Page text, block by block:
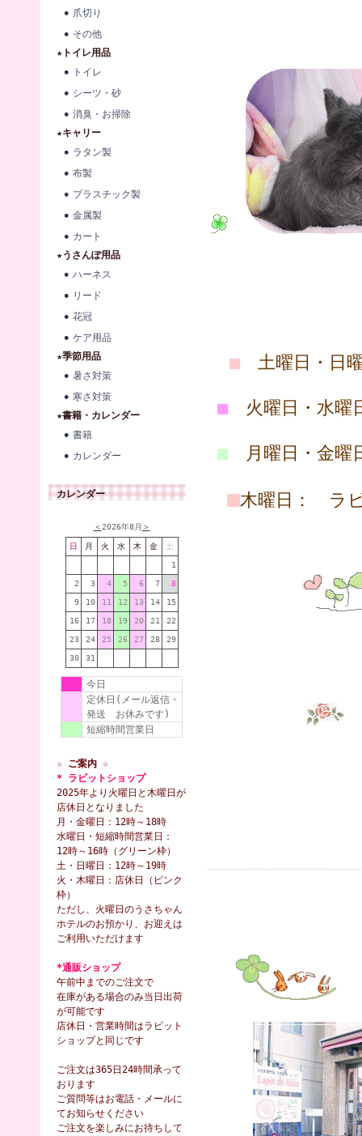
爪切り
その他
★トイレ用品
トイレ
シーツ・砂
消臭・お掃除
★キャリー
ラタン製
布製
プラスチック製
金属製
カート
★うさんぽ用品
ハーネス
リード
花冠
ケア用品
★季節用品
暑さ対策
寒さ対策
★書籍・カレンダー
書籍
カレンダー
カレンダー
＜2026年8月 ＞
日 月 火 水 木 金 土
1
2 3 4 5 6 7 8
9 10 11 12 13 14 15
16 17 18 19 20 21 22
23 24 25 26 27 28 29
30 31
今日
定休日(メール返信・
発送 お休みです)
短縮時間営業日
☆ ご案内 ☆
* ラビットショップ
2025年より火曜日と木曜日が
店休日となりました
月・金曜日：12時～18時
水曜日・短縮時間営業日：
12時～16時（グリーン枠）
土・日曜日：12時～19時
火・木曜日：店休日（ピンク
枠）
ただし、火曜日のうさちゃん
ホテルのお預かり、お迎えは
ご利用いただけます
*通販ショップ
午前中までのご注文で
在庫がある場合のみ当日出荷
が可能です
店休日・営業時間はラビット
ショップと同じです
ご注文は365日24時間承って
おります
ご質問等はお電話・メールに
てお知らせください
ご注文を楽しみにお待ちして
■土曜日・日曜
■火曜日・水曜
■月曜日・金曜
■木曜日： ラ